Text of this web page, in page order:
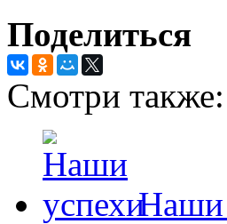
Поделиться
Смотри также:
Наши